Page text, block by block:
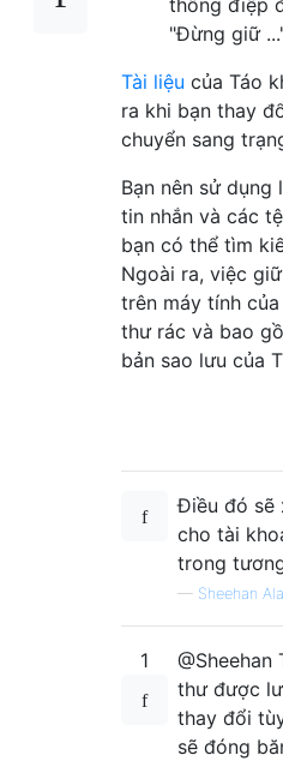
"Đừng giữ
Tài liệu của Táo
ra khi bạn thay
chuyển sang
Bạn nên sử
tin nhắn và các
bạn có thể tìm
Ngoài ra, việc
trên máy tính
thư rác và bao
bản sao lưu của
Điều đó sẽ
cho tài
trong
— Sheehan
1
thư được
thay đổi
sẽ đóng